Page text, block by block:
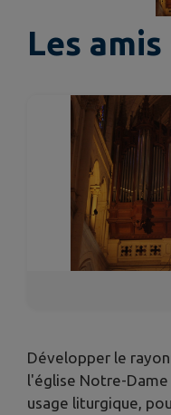
Les
Développer le
l'église Notre-
usage liturgique,